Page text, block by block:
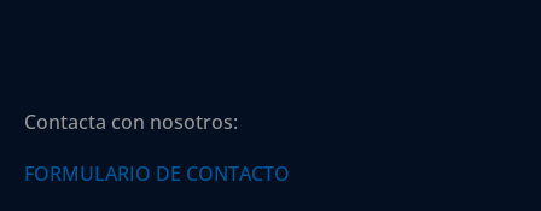
Contacta con nosotros:
FORMULARIO DE CONTACTO